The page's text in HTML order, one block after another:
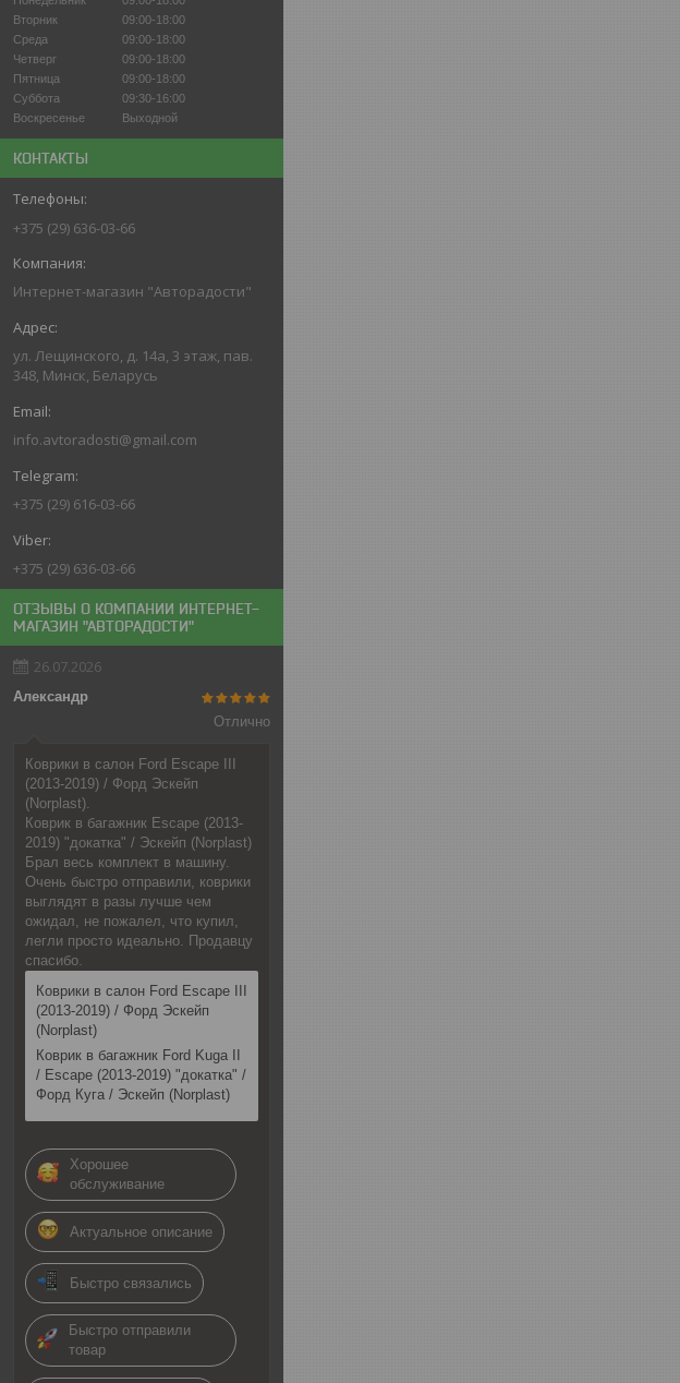
Вторник
09:00-18:00
Среда
09:00-18:00
Четверг
09:00-18:00
Пятница
09:00-18:00
Суббота
09:30-16:00
Воскресенье
Выходной
КОНТАКТЫ
+375 (29) 636-03-66
Интернет-магазин "Авторадости"
ул. Лещинского, д. 14а, 3 этаж, пав.
348, Минск, Беларусь
info.avtoradosti@gmail.com
+375 (29) 616-03-66
+375 (29) 636-03-66
ОТЗЫВЫ О КОМПАНИИ ИНТЕРНЕТ-
МАГАЗИН "АВТОРАДОСТИ"
26.07.2026
Александр
Отлично
Коврики в салон Ford Escape III
(2013-2019) / Форд Эскейп
(Norplast).
Коврик в багажник Escape (2013-
2019) "докатка" / Эскейп (Norplast)
Брал весь комплект в машину.
Очень быстро отправили, коврики
выглядят в разы лучше чем
ожидал, не пожалел, что купил,
легли просто идеально. Продавцу
спасибо.
Коврики в салон Ford Escape III
(2013-2019) / Форд Эскейп
(Norplast)
Коврик в багажник Ford Kuga II
/ Escape (2013-2019) "докатка" /
Форд Куга / Эскейп (Norplast)
Хорошее
обслуживание
Актуальное описание
Быстро связались
Быстро отправили
товар